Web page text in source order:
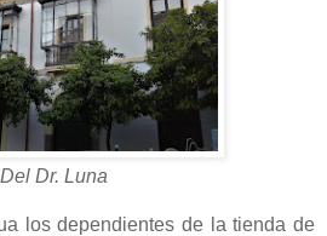
Del Dr. Luna
los dependientes de la tienda de